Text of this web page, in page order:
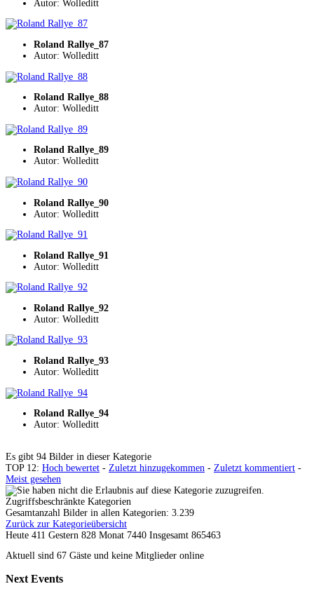
Autor: Wolleditt
Roland Rallye_87
Autor: Wolleditt
Roland Rallye_88
Autor: Wolleditt
Roland Rallye_89
Autor: Wolleditt
Roland Rallye_90
Autor: Wolleditt
Roland Rallye_91
Autor: Wolleditt
Roland Rallye_92
Autor: Wolleditt
Roland Rallye_93
Autor: Wolleditt
Roland Rallye_94
Autor: Wolleditt
Es gibt 94 Bilder in dieser Kategorie
TOP 12: Hoch bewertet - Zuletzt hinzugekommen - Zuletzt kommentiert -
Meist gesehen
Zugriffsbeschränkte Kategorien
Gesamtanzahl Bilder in allen Kategorien: 3.239
Zurück zur Kategorieübersicht
Heute 411 Gestern 828 Monat 7440 Insgesamt 865463
Aktuell sind 67 Gäste und keine Mitglieder online
Next Events